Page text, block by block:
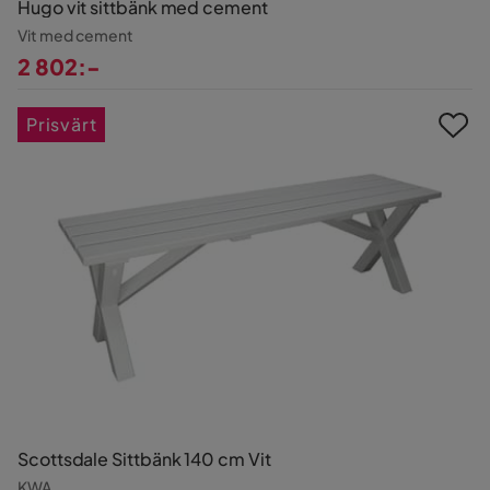
Hugo vit sittbänk med cement
Vit med cement
2 802:-
Scottsdale Sittbänk 140 cm Vit
Prisvärt